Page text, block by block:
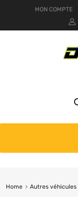
MON COMPTE
Home Autres véhicules